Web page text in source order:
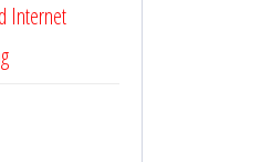
Internet